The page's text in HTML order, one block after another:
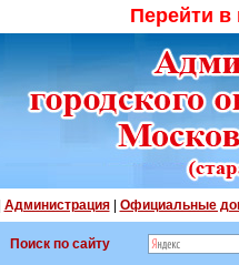
Перейти
Администрация| Официальные
Поиск по сайту